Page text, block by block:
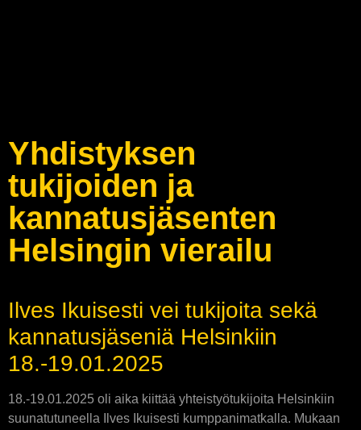
Yhdistyksen
tukijoiden ja
kannatusjäsenten
Helsingin vierailu
Ilves Ikuisesti vei tukijoita sekä
kannatusjäseniä Helsinkiin
18.-19.01.2025
18.-19.01.2025 oli aika kiittää yhteistyötukijoita Helsinkiin
suunatutuneella Ilves Ikuisesti kumppanimatkalla. Mukaan